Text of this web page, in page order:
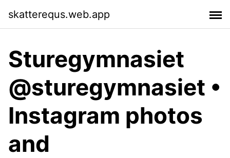
skatterequs.web.app
Sturegymnasiet
@sturegymnasiet •
Instagram photos
and